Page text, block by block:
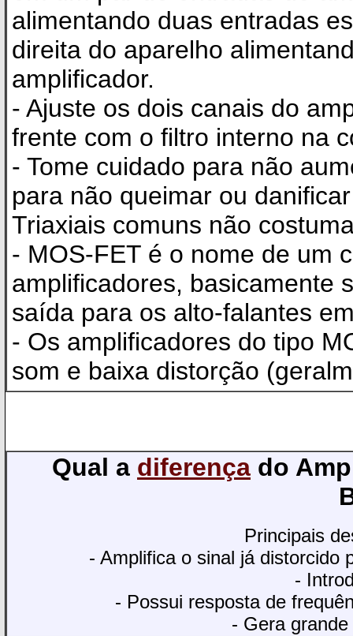
alimentando duas entradas
direita do aparelho
amplificador.
- Ajuste os dois canais do
frente com o filtro interno na
- Tome cuidado para não
para não queimar ou
Triaxiais comuns não
- MOS-FET é o nome de um
amplificadores, basicamente
saída para os alto-falantes
- Os amplificadores do tipo
som e baixa distorção
Qual a diferença do
Principais
- Amplifica o sinal já distorcido
-
- Possui resposta de
- Gera